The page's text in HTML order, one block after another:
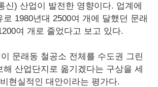
신) 산업이 발전한 영향이다. 업계에
1980년대 2500여 개에 달했던 문래
여 개로 줄었다고 보고 있다.
문래동 철공소 전체를 수도권 그린
해 산업단지로 옮기겠다는 구상을 세
현실적인 대안이라는 평가다.